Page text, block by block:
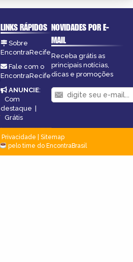
LINKS RÁPIDOS
Sobre
EncontraRecife
Fale com o
EncontraRecife
ANUNCIE:
Com
destaque |
Grátis
NOVIDADES POR E-
MAIL
Receba grátis as
principais notícias,
dicas e promoções
Privacidade
Sitemap
pelo time do EncontraBrasil